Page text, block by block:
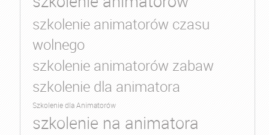
szkolenie animatorów czasu
wolnego
szkolenie animatorów zabaw
szkolenie dla animatora
Szkolenie dla Animatorów
szkolenie na animatora